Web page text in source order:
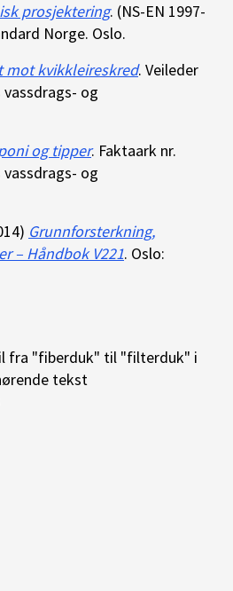
prosjektering. (NS-EN 1997-
Norge. Oslo.
mot kvikkleireskred. Veileder
vassdrags- og
og tipper. Faktaark nr.
vassdrags- og
Grunnforsterkning,
– Håndbok V221. Oslo:
fra "fiberduk" til "filterduk" i
tekst